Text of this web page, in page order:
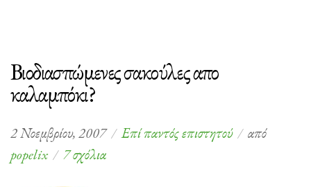
Βιοδιασπώμενες σακούλες απο
καλαμπόκι?
2 Νοεμβρίου, 2007 Επί παντός επιστητού
από
popelix
7 σχόλιαστο